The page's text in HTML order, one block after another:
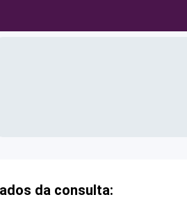
da consulta: